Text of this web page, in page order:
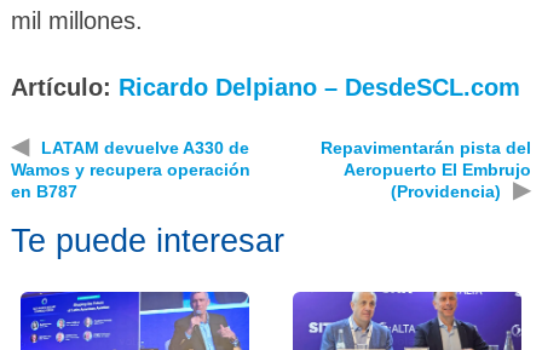
mil millones.
Artículo: Ricardo Delpiano – DesdeSCL.com
◀
LATAM devuelve A330 de
Wamos y recupera operación
en B787
Repavimentarán pista del
Aeropuerto El Embrujo
(Providencia)
▶
Te puede interesar